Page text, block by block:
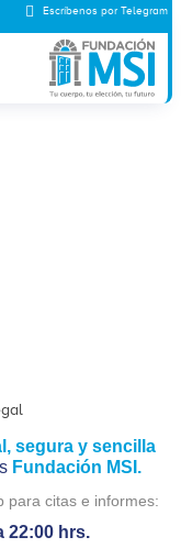
Escríbenos por Telegram
segura y sencilla
Fundación MSI.
para citas e informes:
22:00 hrs.